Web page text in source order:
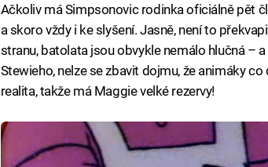
Ačkoliv má Simpsonovic rodinka oficiálně pět
a skoro vždy i ke slyšení. Jasně, není to
stranu, batolata jsou obvykle nemálo hlučná –
Stewieho, nelze se zbavit dojmu, že animáky
realita, takže má Maggie velké rezervy!